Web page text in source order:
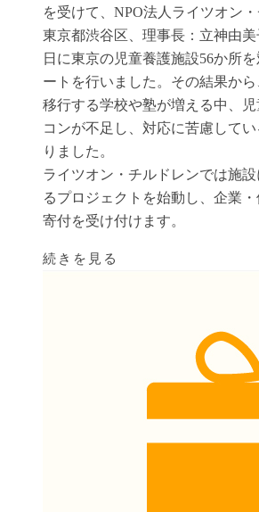
を受けて、NPO法人ライツオン
東京都渋谷区、理事長：立神由
日に東京の児童養護施設56か所
ートを行いました。その結果か
移行する学校や塾が増える中、
コンが不足し、対応に苦慮して
りました。
ライツオン・チルドレンでは施
るプロジェクトを始動し、企業
寄付を受け付けます。
続きを見る